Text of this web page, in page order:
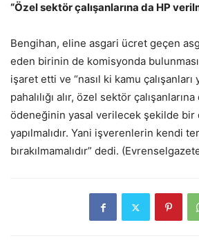
“Özel sektör çalışanlarına da HP
Bengihan, eline asgari ücret geçen
eden birinin de komisyonda
işaret etti ve “nasıl ki kamu çalışanları
pahalılığı alır, özel sektör çalışanlarına
ödeneğinin yasal verilecek şekilde bir
yapılmalıdır. Yani işverenlerin kendi
bırakılmamalıdır” dedi.